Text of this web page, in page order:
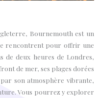
Bournemouth est un
rencontrent pour offrir une
de deux heures de Londres,
de mer, ses plages dorées
son atmosphère vibrante,
Vous pourrez y explorer